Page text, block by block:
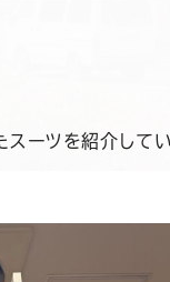
スーツを紹介して